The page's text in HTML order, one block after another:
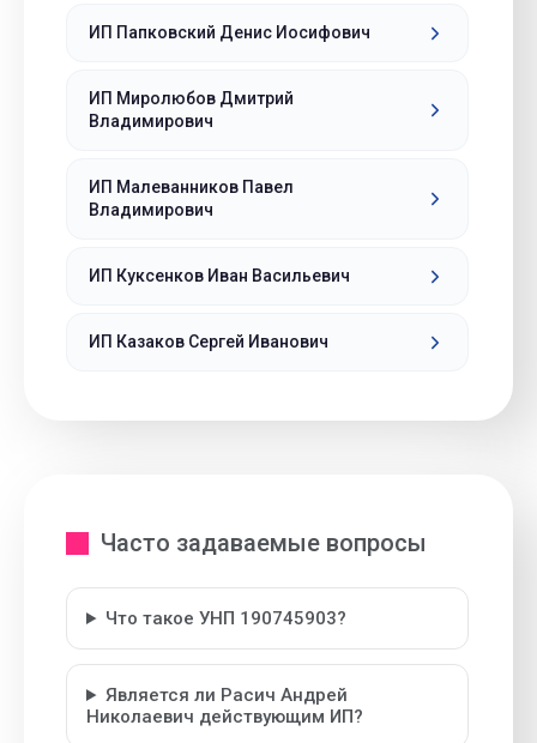
ИП Папковский Денис Иосифович
ИП Миролюбов Дмитрий
Владимирович
ИП Малеванников Павел
Владимирович
ИП Куксенков Иван Васильевич
ИП Казаков Сергей Иванович
Часто задаваемые вопросы
Что такое УНП 190745903?
Является ли Расич Андрей
Николаевич действующим ИП?